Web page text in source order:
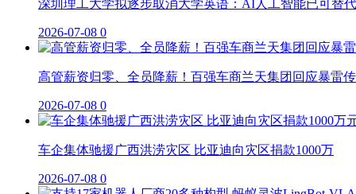
深圳理工大学拟逐步取消大学英语：AI人工智能已可替代
2026-07-08 0
高管薪资归零、全员降薪！百强车商兰天集团回应暴雷
2026-07-08 0
车企集体驰援广西洪涝灾区 比亚迪向灾区捐款1000万
2026-07-08 0